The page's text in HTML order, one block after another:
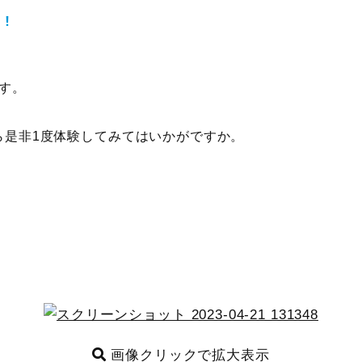
。
非1度体験してみてはいかがですか。
画像クリックで拡大表示